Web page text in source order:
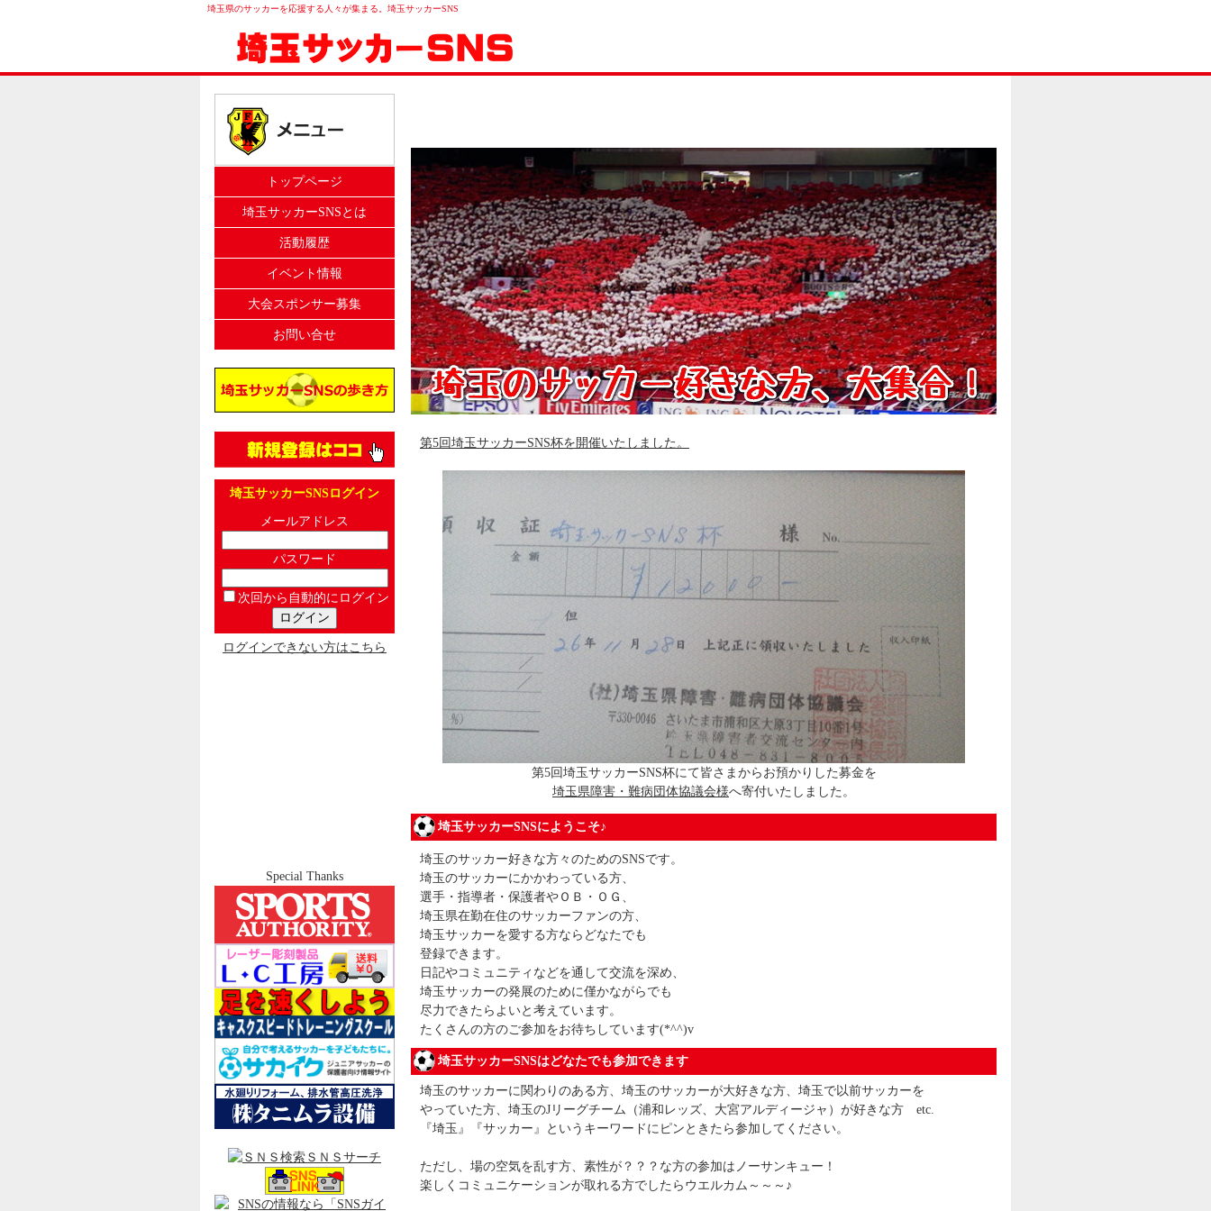
埼玉県のサッカーを応援する人々が集まる。埼玉サッカーSNS
第5回埼玉サッカーSNS杯を開催いたしました。
第5回埼玉サッカーSNS杯にて皆さまからお預かりした募金を
埼玉県障害・難病団体協議会様へ寄付いたしました。
埼玉サッカーSNSにようこそ♪
埼玉のサッカー好きな方々のためのSNSです。
埼玉のサッカーにかかわっている方、
選手・指導者・保護者やＯＢ・ＯＧ、
埼玉県在勤在住のサッカーファンの方、
埼玉サッカーを愛する方ならどなたでも
登録できます。
日記やコミュニティなどを通して交流を深め、
埼玉サッカーの発展のために僅かながらでも
尽力できたらよいと考えています。
たくさんの方のご参加をお待ちしています(*^^)v
埼玉サッカーSNSはどなたでも参加できます
埼玉のサッカーに関わりのある方、埼玉のサッカーが大好きな方、埼玉で以前サッカーを
やっていた方、埼玉のJリーグチーム（浦和レッズ、大宮アルディージャ）が好きな方 etc.
『埼玉』『サッカー』というキーワードにピンときたら参加してください。
ただし、場の空気を乱す方、素性が？？？な方の参加はノーサンキュー！
楽しくコミュニケーションが取れる方でしたらウエルカム～～～♪
トップページ
埼玉サッカーSNSとは
活動履歴
イベント情報
大会スポンサー募集
お問い合せ
埼玉サッカーSNSログイン
メールアドレス
パスワード
次回から自動的にログイン
ログインできない方はこちら
Special Thanks